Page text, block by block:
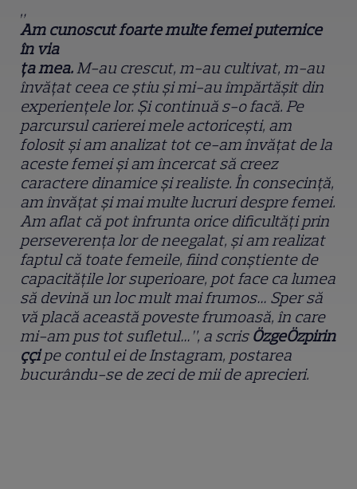
„
Am cunoscut foarte multe femei puternice
în via
ța mea.M-au crescut, m-au cultivat, m-au
învățat ceea ce ştiu şi mi-au împărtăşit din
experiențele lor. Şi continuă s-o facă. Pe
parcursul carierei mele actoriceşti, am
folosit şi am analizat tot ce-am învățat de la
aceste femei şi am încercat să creez
caractere dinamice şi realiste. În consecință,
am învățat şi mai multe lucruri despre femei.
Am aflat că pot înfrunta orice dificultăți prin
perseverența lor de neegalat, şi am realizat
faptul că toate femeile, fiind conştiente de
capacitățile lor superioare, pot face ca lumea
să devină un loc mult mai frumos… Sper să
vă placă această poveste frumoasă, în care
mi-am pus tot sufletul…”, a scris ÖzgeÖzpirin
ççipe contul ei de Instagram, postarea
bucurându-se de zeci de mii de aprecieri.